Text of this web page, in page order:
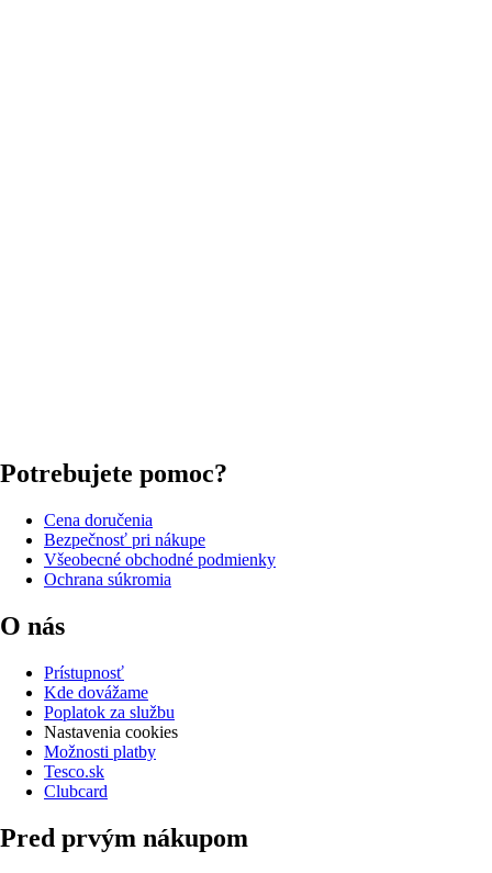
Potrebujete pomoc?
Cena doručenia
Bezpečnosť pri nákupe
Všeobecné obchodné podmienky
Ochrana súkromia
O nás
Prístupnosť
Kde dovážame
Poplatok za službu
Nastavenia cookies
Možnosti platby
Tesco.sk
Clubcard
Pred prvým nákupom